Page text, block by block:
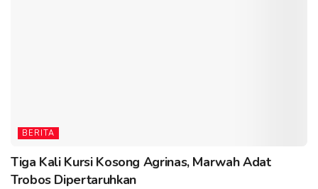
BERITA
Tiga Kali Kursi Kosong Agrinas, Marwah Adat
Trobos Dipertaruhkan